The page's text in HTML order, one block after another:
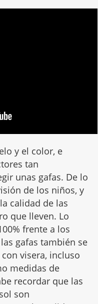
y el color, e
tan
unas gafas. De lo
de los niños, y
calidad de las
que lleven. Lo
frente a los
gafas también se
visera, incluso
medidas de
recordar que las
son